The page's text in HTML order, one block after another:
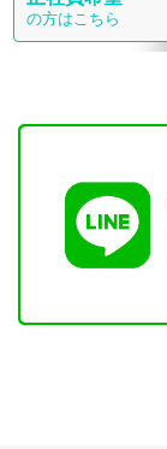
の方はこちら